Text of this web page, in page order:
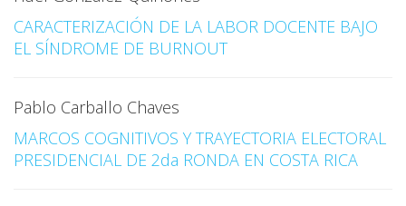
CARACTERIZACIÓN DE LA LABOR DOCENTE BAJO
EL SÍNDROME DE BURNOUT
Pablo Carballo Chaves
MARCOS COGNITIVOS Y TRAYECTORIA ELECTORAL
PRESIDENCIAL DE 2da RONDA EN COSTA RICA